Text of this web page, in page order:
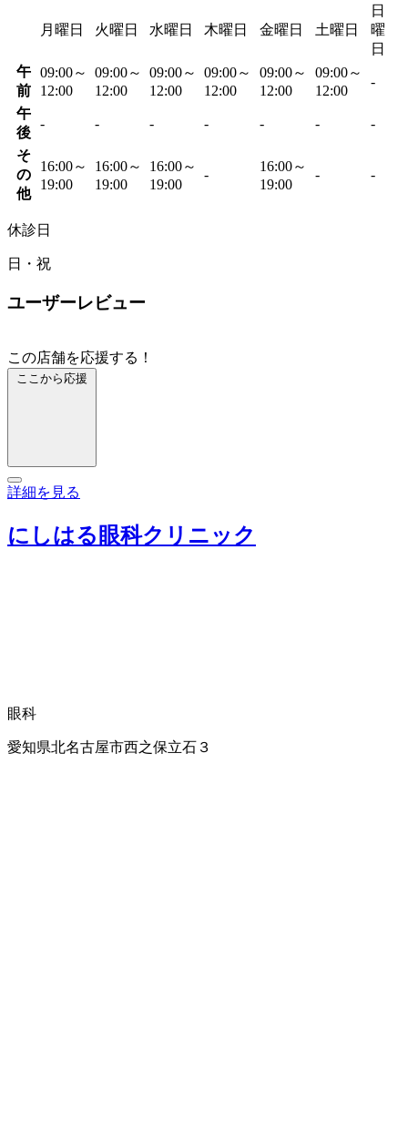
月曜日 火曜日 水曜日 木曜日 金曜日 土曜日
日
曜
日
午
前
09:00～
12:00
09:00～
12:00
09:00～
12:00
09:00～
12:00
09:00～
12:00
09:00～
12:00
-
午
後
- - - - - - -
そ
の
他
16:00～
19:00
16:00～
19:00
16:00～
19:00
-
16:00～
19:00
- -
休診日
日・祝
ユーザーレビュー
この店舗を応援する！
ここから応援
詳細を見る
にしはる眼科クリニック
眼科
愛知県北名古屋市西之保立石３